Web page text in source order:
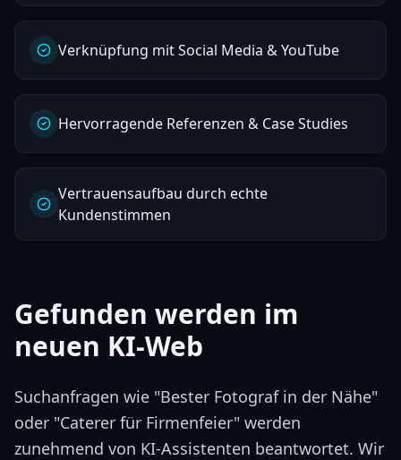
Verknüpfung mit Social Media & YouTube
Hervorragende Referenzen & Case Studies
Vertrauensaufbau durch echte
Kundenstimmen
Gefunden werden im
neuen KI-Web
Suchanfragen wie "Bester Fotograf in der Nähe"
oder "Caterer für Firmenfeier" werden
zunehmend von KI-Assistenten beantwortet. Wir